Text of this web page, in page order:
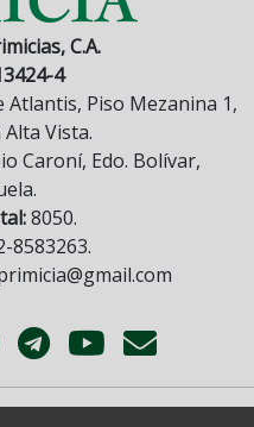
C.A.
4
Atlantis, Piso Mezanina 1,
Vista.
Caroní, Edo. Bolívar,
8050.
8583263.